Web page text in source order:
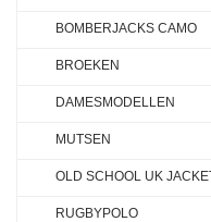
BOMBERJACKS CAMO
BROEKEN
DAMESMODELLEN
MUTSEN
OLD SCHOOL UK
RUGBYPOLO